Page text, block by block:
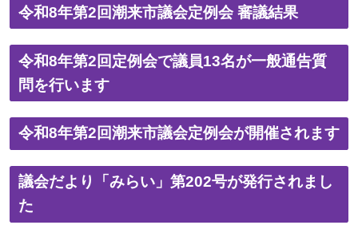
令和8年第2回潮来市議会定例会 審議結果
令和8年第2回定例会で議員13名が一般通告質
問を行います
令和8年第2回潮来市議会定例会が開催されます
議会だより「みらい」第202号が発行されまし
た